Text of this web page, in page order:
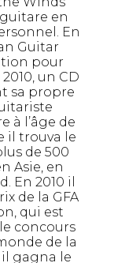
en
En
Guitar
pour
un CD
sa propre
à l’âge de
il trouva le
de 500
Asie, en
En 2010 il
de la GFA
qui est
concours
de la
il gagna le